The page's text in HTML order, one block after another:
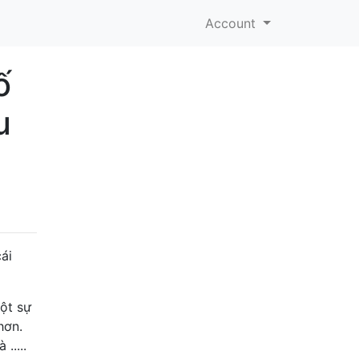
Account
sự
.....